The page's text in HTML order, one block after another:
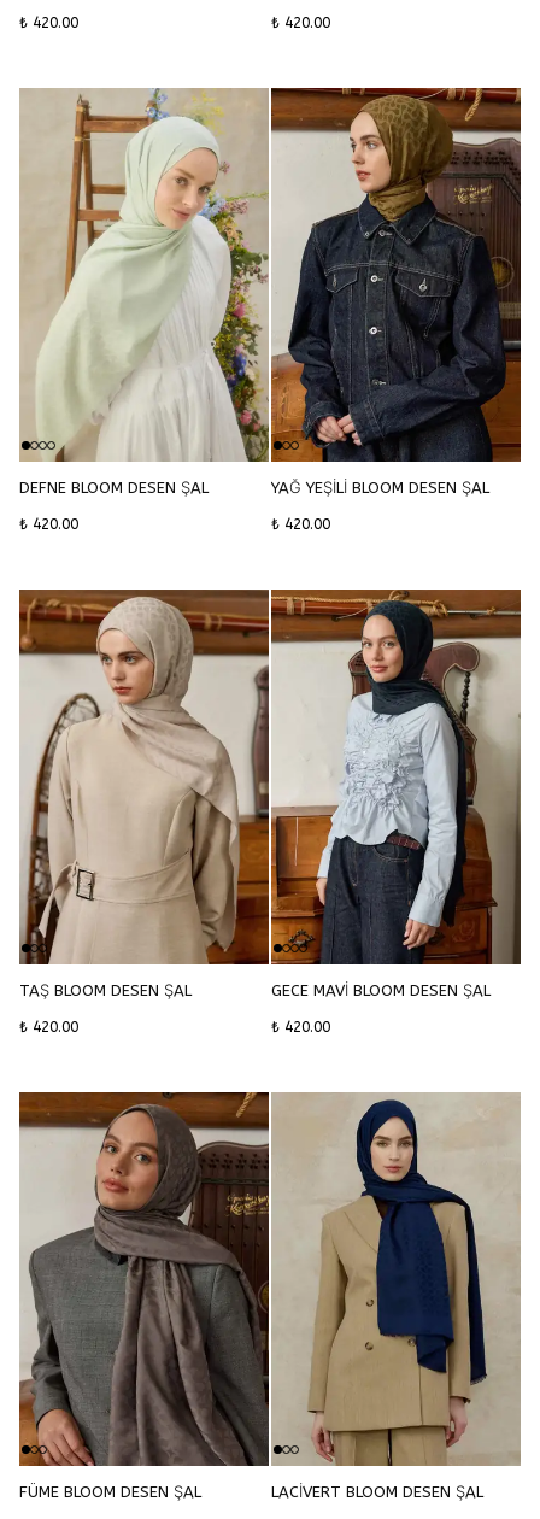
₺ 420.00 ₺ 420.00
DEFNE BLOOM DESEN ŞAL
₺ 420.00
YAĞ YEŞİLİ BLOOM DESEN ŞAL
₺ 420.00
TAŞ BLOOM DESEN ŞAL
₺ 420.00
GECE MAVİ BLOOM DESEN ŞAL
₺ 420.00
FÜME BLOOM DESEN ŞAL LACİVERT BLOOM DESEN ŞAL